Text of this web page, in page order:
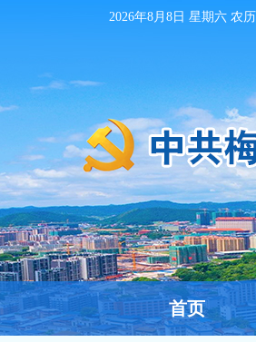
2026年8月8日 星期六 农历
首页